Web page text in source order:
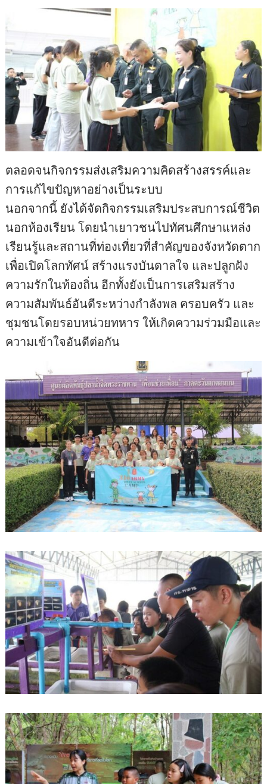
ตลอดจนกิจกรรมส่งเสริมความคิดสร้างสรรค์และ
การแก้ไขปัญหาอย่างเป็นระบบ
นอกจากนี้ ยังได้จัดกิจกรรมเสริมประสบการณ์ชีวิต
นอกห้องเรียน โดยนำเยาวชนไปทัศนศึกษาแหล่ง
เรียนรู้และสถานที่ท่องเที่ยวที่สำคัญของจังหวัดตาก
เพื่อเปิดโลกทัศน์ สร้างแรงบันดาลใจ และปลูกฝัง
ความรักในท้องถิ่น อีกทั้งยังเป็นการเสริมสร้าง
ความสัมพันธ์อันดีระหว่างกำลังพล ครอบครัว และ
ชุมชนโดยรอบหน่วยทหาร ให้เกิดความร่วมมือและ
ความเข้าใจอันดีต่อกัน